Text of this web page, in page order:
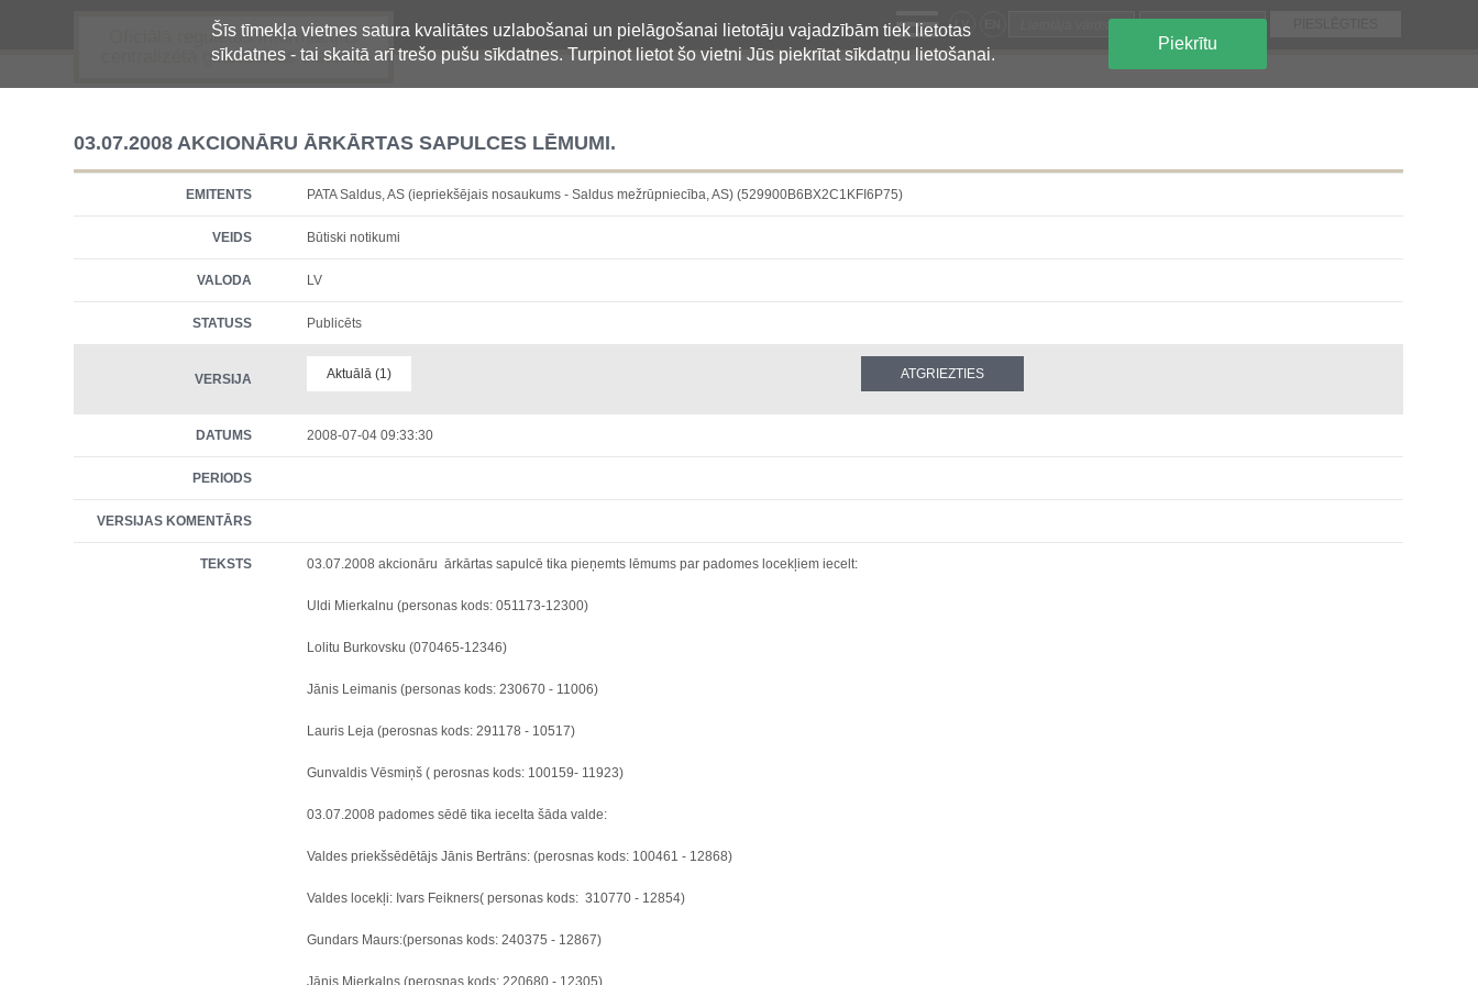
Šīs tīmekļa vietnes satura kvalitātes uzlabošanai un pielāgošanai lietotāju vajadzībām tiek lietotas
sīkdatnes - tai skaitā arī trešo pušu sīkdatnes. Turpinot lietot šo vietni Jūs piekrītat sīkdatņu lietošanai.
Piekrītu
Oficiālā regulētās informācijas
centralizētā glabāšanas sistēma
LV
03.07.2008 AKCIONĀRU ĀRKĀRTAS SAPULCES LĒMUMI.
EMITENTS PATA Saldus, AS (iepriekšējais nosaukums - Saldus mežrūpniecība, AS) (529900B6BX2C1KFI6P75)
VEIDS Būtiski notikumi
VALODA LV
STATUSS Publicēts
VERSIJA Aktuālā (1)
DATUMS 2008-07-04 09:33:30
PERIODS
VERSIJAS KOMENTĀRS
TEKSTS 03.07.2008akcionāru ārkārtas sapulcē tika pieņemts lēmums par padomes locekļiem iecelt:
Uldi Mierkalnu (personas kods: 051173-12300)
Lolitu Burkovsku (070465-12346)
Jānis Leimanis (personas kods: 230670 - 11006)
Lauris Leja (perosnas kods: 291178 - 10517)
Gunvaldis Vēsmiņš ( perosnas kods: 100159- 11923)
03.07.2008 padomes sēdē tika iecelta šāda valde:
Valdes priekšsēdētājs Jānis Bertrāns: (perosnas kods: 100461 - 12868)
Valdes locekļi: Ivars Feikners( personas kods: 310770 - 12854)
Gundars Maurs:(personas kods: 240375 - 12867)
Jānis Mierkalns (perosnas kods: 220680 - 12305)